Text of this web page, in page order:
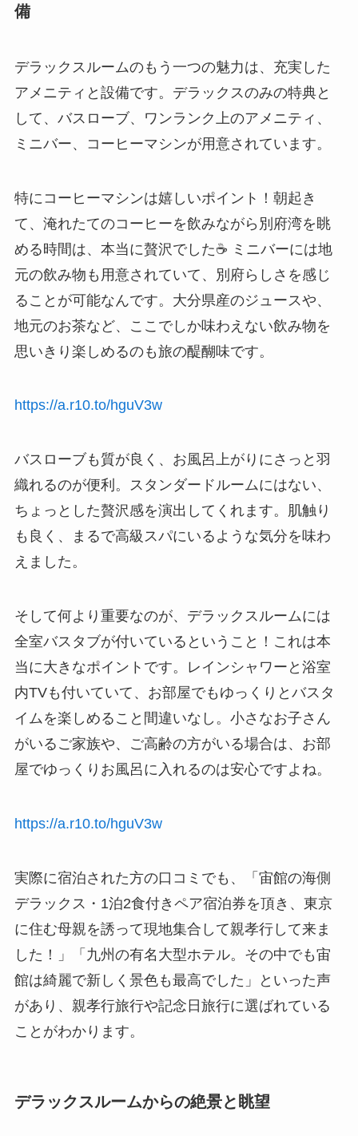
備
デラックスルームのもう一つの魅力は、充実した
アメニティと設備です。デラックスのみの特典と
して、バスローブ、ワンランク上のアメニティ、
ミニバー、コーヒーマシンが用意されています。
特にコーヒーマシンは嬉しいポイント！朝起き
て、淹れたてのコーヒーを飲みながら別府湾を眺
める時間は、本当に贅沢でした☕ ミニバーには地
元の飲み物も用意されていて、別府らしさを感じ
ることが可能なんです。大分県産のジュースや、
地元のお茶など、ここでしか味わえない飲み物を
思いきり楽しめるのも旅の醍醐味です。
https://a.r10.to/hguV3w
バスローブも質が良く、お風呂上がりにさっと羽
織れるのが便利。スタンダードルームにはない、
ちょっとした贅沢感を演出してくれます。肌触り
も良く、まるで高級スパにいるような気分を味わ
えました。
そして何より重要なのが、デラックスルームには
全室バスタブが付いているということ！これは本
当に大きなポイントです。レインシャワーと浴室
内TVも付いていて、お部屋でもゆっくりとバスタ
イムを楽しめること間違いなし。小さなお子さん
がいるご家族や、ご高齢の方がいる場合は、お部
屋でゆっくりお風呂に入れるのは安心ですよね。
https://a.r10.to/hguV3w
実際に宿泊された方の口コミでも、「宙館の海側
デラックス・1泊2食付きペア宿泊券を頂き、東京
に住む母親を誘って現地集合して親孝行して来ま
した！」「九州の有名大型ホテル。その中でも宙
館は綺麗で新しく景色も最高でした」といった声
があり、親孝行旅行や記念日旅行に選ばれている
ことがわかります。
デラックスルームからの絶景と眺望